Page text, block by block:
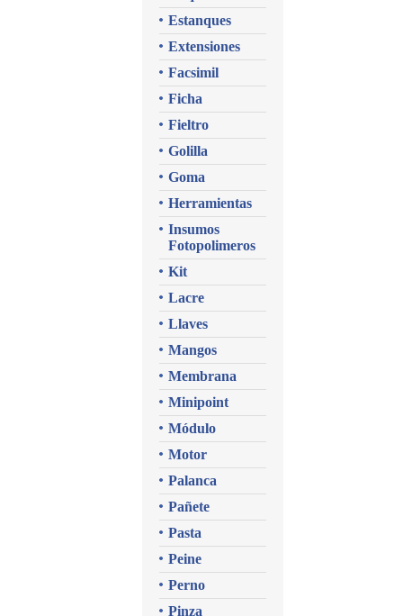
Estanques
Extensiones
Facsimil
Ficha
Fieltro
Golilla
Goma
Herramientas
Insumos
Fotopolimeros
Kit
Lacre
Llaves
Mangos
Membrana
Minipoint
Módulo
Motor
Palanca
Pañete
Pasta
Peine
Perno
Pinza